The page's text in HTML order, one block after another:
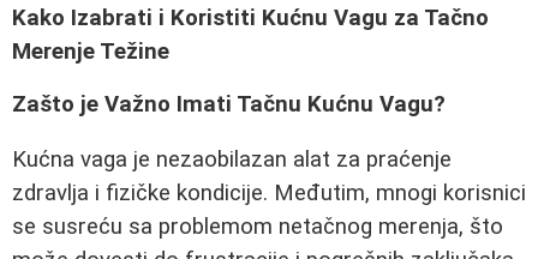
Kako Izabrati i Koristiti Kućnu Vagu za Tačno
Merenje Težine
Zašto je Važno Imati Tačnu Kućnu Vagu?
Kućna vaga je nezaobilazan alat za praćenje
zdravlja i fizičke kondicije. Međutim, mnogi korisnici
se susreću sa problemom netačnog merenja, što